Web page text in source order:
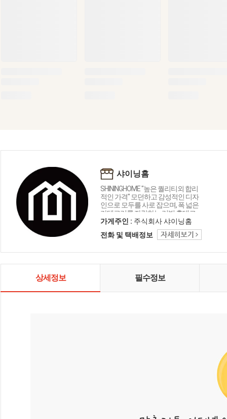
샤이닝홈
SHININGHOME "높은 퀄리티외 합리
적인 가격" 모던하고 감성적인 디자
인으로 모두를 사로 잡으며, 폭 넓은
카테고리를 자랑하는 리빙 홈데코
인테리어 샤이닝홈입니다.
가게주인 : 주식회사 샤이닝홈
전화 및 택배정보
상세정보 필수정보